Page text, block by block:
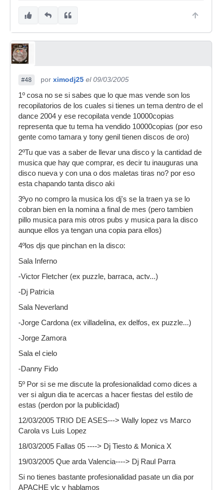
#48 por ximodj25 el 09/03/2005
1º cosa no se si sabes que lo que mas vende son los
recopilatorios de los cuales si tienes un tema dentro de el
dance 2004 y ese recopilata vende 10000copias
representa que tu tema ha vendido 10000copias (por eso
gente como tamara y tony genil tienen discos de oro)
2ºTu que vas a saber de llevar una disco y la cantidad de
musica que hay que comprar, es decir tu inauguras una
disco nueva y con una o dos maletas tiras no? por eso
esta chapando tanta disco aki
3ºyo no compro la musica los dj's se la traen ya se lo
cobran bien en la nomina a final de mes (pero tambien
pillo musica para mis otros pubs y musica para la disco
aunque ellos ya tengan una copia para ellos)
4ºlos djs que pinchan en la disco:
Sala Inferno
-Victor Fletcher (ex puzzle, barraca, actv...)
-Dj Patricia
Sala Neverland
-Jorge Cardona (ex villadelina, ex delfos, ex puzzle...)
-Jorge Zamora
Sala el cielo
-Danny Fido
5º Por si se me discute la profesionalidad como dices a
ver si algun dia te acercas a hacer fiestas del estilo de
estas (perdon por la publicidad)
12/03/2005 TRIO DE ASES---> Wally lopez vs Marco
Carola vs Luis Lopez
18/03/2005 Fallas 05 ----> Dj Tiesto & Monica X
19/03/2005 Que arda Valencia----> Dj Raul Parra
Si no tienes bastante profesionalidad pasate un dia por
APACHE vlc y hablamos